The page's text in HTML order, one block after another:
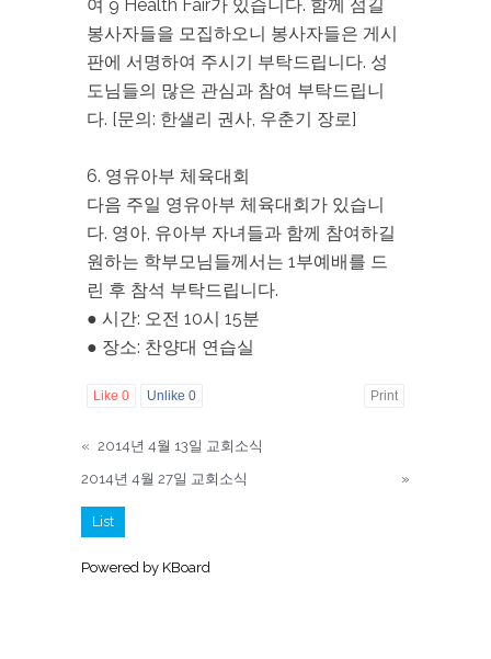
여 9 Health Fair가 있습니다. 함께 섬길
봉사자들을 모집하오니 봉사자들은 게시
판에 서명하여 주시기 부탁드립니다. 성
도님들의 많은 관심과 참여 부탁드립니
다. [문의: 한샐리 권사, 우춘기 장로]
6. 영유아부 체육대회
다음 주일 영유아부 체육대회가 있습니
다. 영아, 유아부 자녀들과 함께 참여하길
원하는 학부모님들께서는 1부예배를 드
린 후 참석 부탁드립니다.
● 시간: 오전 10시 15분
● 장소: 찬양대 연습실
Like 0 Unlike 0 Print
« 2014년 4월 13일 교회소식
2014년 4월 27일 교회소식
»
List
Powered by KBoard